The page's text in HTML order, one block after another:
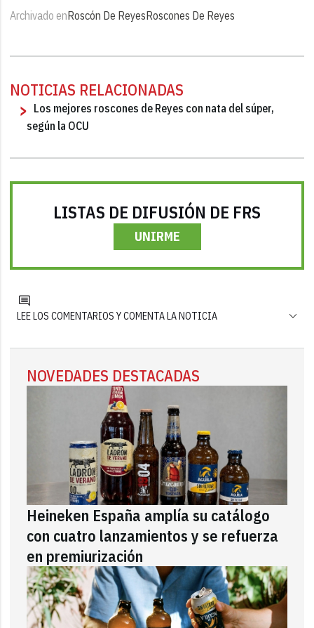
Archivado enRoscón De ReyesRoscones De Reyes
NOTICIAS RELACIONADAS
Los mejores roscones de Reyes con nata del súper,
según la OCU
LISTAS DE DIFUSIÓN DE FRS
UNIRME
LEE LOS COMENTARIOS Y COMENTA LA NOTICIA
NOVEDADES DESTACADAS
Heineken España amplía su catálogo
con cuatro lanzamientos y se refuerza
en premiurización